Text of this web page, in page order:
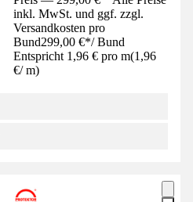
inkl. MwSt. und ggf. zzgl.
Versandkosten pro
Bund299,00 €*/ Bund
Entspricht 1,96 € pro m(1,96
€/ m)